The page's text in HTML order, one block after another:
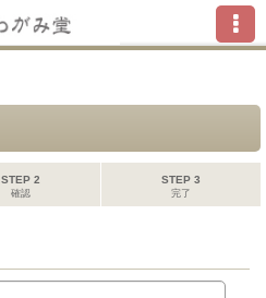
STEP 2
確認
STEP 3
完了